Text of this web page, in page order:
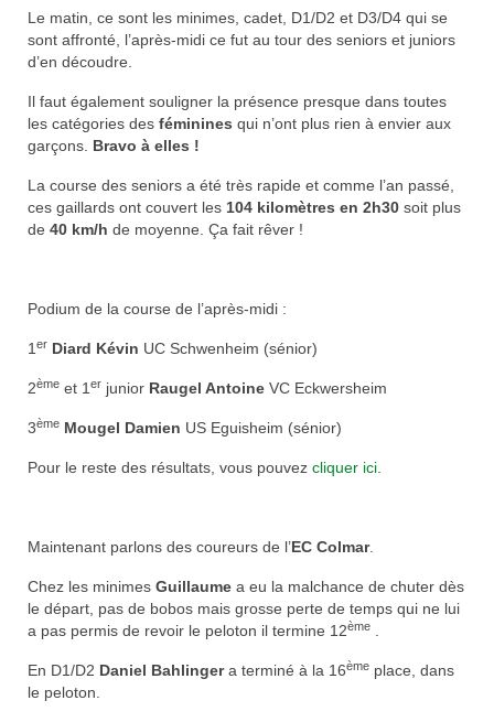
Nos organisations de la saison
Route
VTT
BMX
Cyclo-Cross
Actualités
Documentation
Loisirs
Sorties
Strava
Le matin, ce sont les minimes, cadet, D1/D2 et D3/D4 qui se
sont affronté, l’après-midi ce fut au tour des seniors et juniors
d’en découdre.
Il faut également souligner la présence presque dans toutes
les catégories des féminines qui n’ont plus rien à envier aux
garçons. Bravo à elles !
La course des seniors a été très rapide et comme l’an passé,
ces gaillards ont couvert les 104 kilomètres en 2h30 soit plus
de 40 km/h de moyenne. Ça fait rêver !
Podium de la course de l’après-midi :
1er Diard Kévin UC Schwenheim (sénior)
2ème et 1er junior Raugel Antoine VC Eckwersheim
3ème Mougel Damien US Eguisheim (sénior)
Pour le reste des résultats, vous pouvez cliquer ici.
Maintenant parlons des coureurs de l’EC Colmar.
Chez les minimes Guillaume a eu la malchance de chuter dès
le départ, pas de bobos mais grosse perte de temps qui ne lui
a pas permis de revoir le peloton il termine 12ème .
En D1/D2 Daniel Bahlingera terminé à la 16ème place, dans
le peloton.